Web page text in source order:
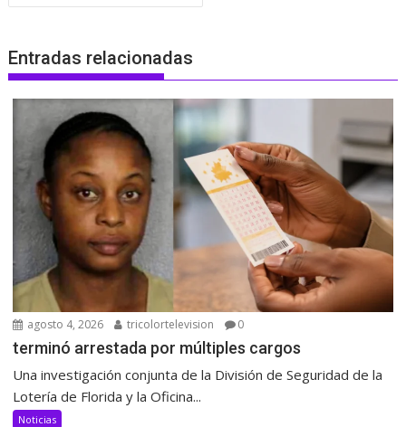
Entradas relacionadas
agosto 4, 2026 tricolortelevision 0
terminó arrestada por múltiples cargos
Una investigación conjunta de la División de Seguridad de la
Lotería de Florida y la Oficina...
Noticias